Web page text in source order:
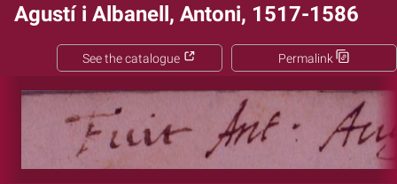
Agustí i Albanell, Antoni, 1517-1586
Permalink
See the catalogue